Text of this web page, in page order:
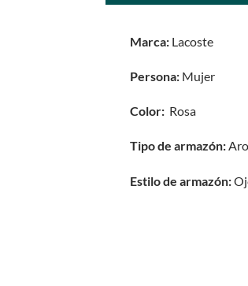
Marca: Lacoste
Persona: Mujer
Color: Rosa
Tipo de armazón:
Estilo de armazón: